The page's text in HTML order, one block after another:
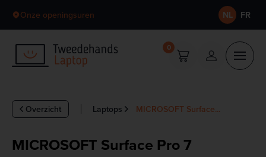
Onze openingsuren NL FR
0
Laptops MICROSOFT Surface...
Overzicht
MICROSOFT Surface Pro 7